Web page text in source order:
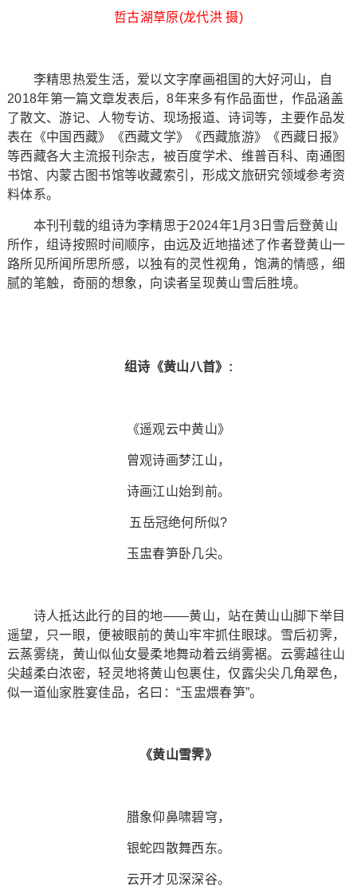
哲古湖草原(龙代洪 摄)
李精思热爱生活，爱以文字摩画祖国的大好河山，自
2018年第一篇文章发表后，8年来多有作品面世，作品涵盖
了散文、游记、人物专访、现场报道、诗词等，主要作品发
表在《中国西藏》《西藏文学》《西藏旅游》《西藏日报》
等西藏各大主流报刊杂志，被百度学术、维普百科、南通图
书馆、内蒙古图书馆等收藏索引，形成文旅研究领域参考资
料体系。
本刊刊载的组诗为李精思于2024年1月3日雪后登黄山
所作，组诗按照时间顺序，由远及近地描述了作者登黄山一
路所见所闻所思所感，以独有的灵性视角，饱满的情感，细
腻的笔触，奇丽的想象，向读者呈现黄山雪后胜境。
组诗《黄山八首》:
《遥观云中黄山》
曾观诗画梦江山，
诗画江山始到前。
五岳冠绝何所似?
玉盅春笋卧几尖。
诗人抵达此行的目的地——黄山，站在黄山山脚下举目
遥望，只一眼，便被眼前的黄山牢牢抓住眼球。雪后初霁，
云蒸雾绕，黄山似仙女曼柔地舞动着云绡雾裾。云雾越往山
尖越柔白浓密，轻灵地将黄山包裹住，仅露尖尖几角翠色，
似一道仙家胜宴佳品，名曰：“玉盅煨春笋”。
《黄山雪霁》
腊象仰鼻啸碧穹，
银蛇四散舞西东。
云开才见深深谷。